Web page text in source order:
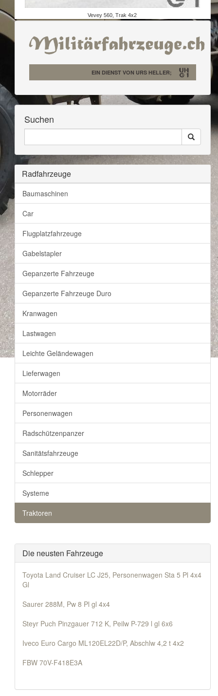
Vevey 560, Trak 4x2
EIN DIENST VON URS HELLER;
Suchen
Durchsuchen
Search
Radfahrzeuge
Baumaschinen
Car
Flugplatzfahrzeuge
Gabelstapler
Gepanzerte Fahrzeuge
Gepanzerte Fahrzeuge Duro
Kranwagen
Lastwagen
Leichte Geländewagen
Lieferwagen
Motorräder
Personenwagen
Radschützenpanzer
Sanitätsfahrzeuge
Schlepper
Systeme
Traktoren
Die neusten Fahrzeuge
Toyota Land Cruiser LC J25, Personenwagen Sta 5 Pl 4x4
Gl
Saurer 288M, Pw 8 Pl gl 4x4
Steyr Puch Pinzgauer 712 K, Peilw P-729 l gl 6x6
Iveco Euro Cargo ML120EL22D/P, Abschlw 4,2 t 4x2
FBW 70V-F418E3A